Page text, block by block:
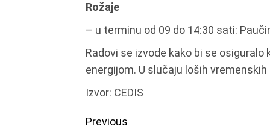
Rožaje
– u terminu od 09 do 14:30 sati:
Radovi se izvode kako bi se
energijom. U slučaju loših
Izvor: CEDIS
Continue
Previous